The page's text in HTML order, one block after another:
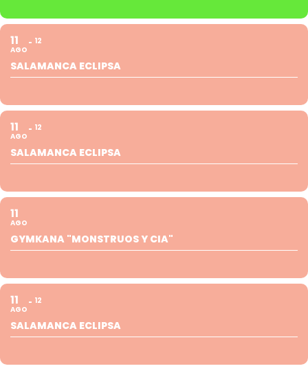
11
AGO
12
SALAMANCA ECLIPSA
11
AGO
12
SALAMANCA ECLIPSA
11
AGO
GYMKANA "MONSTRUOS Y CIA"
11
AGO
12
SALAMANCA ECLIPSA